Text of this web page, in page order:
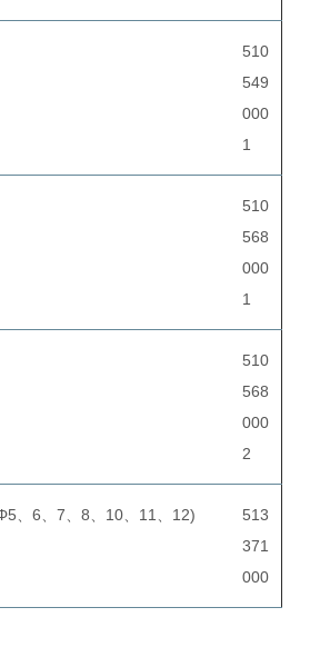
510
549
000
1
510
568
000
1
510
568
000
2
、6、7、8、10、11、12)
513
371
000